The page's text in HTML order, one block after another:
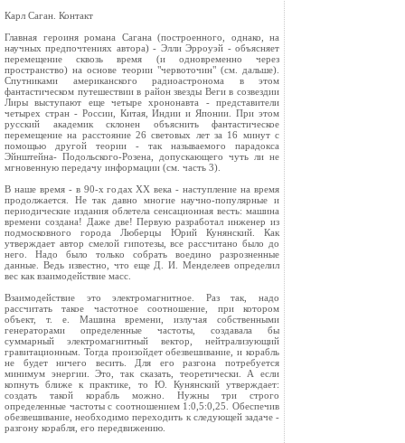
Карл Саган. Контакт
Главная героиня романа Сагана (построенного, однако, на
научных предпочтениях автора) - Элли Эрроуэй - объясняет
перемещение сквозь время (и одновременно через
пространство) на основе теории "червоточин" (см. дальше).
Спутниками американского радиоастронома в этом
фантастическом путешествии в район звезды Веги в созвездии
Лиры выступают еще четыре хрононавта - представители
четырех стран - России, Китая, Индии и Японии. При этом
русский академик склонен объяснить фантастическое
перемещение на расстояние 26 световых лет за 16 минут с
помощью другой теории - так называемого парадокса
Эйнштейна- Подольского-Розена, допускающего чуть ли не
мгновенную передачу информации (см. часть 3).
В наше время - в 90-х годах ХХ века - наступление на время
продолжается. Не так давно многие научно-популярные и
периодические издания облетела сенсационная весть: машина
времени создана! Даже две! Первую разработал инженер из
подмосковного города Люберцы Юрий Кунянский. Как
утверждает автор смелой гипотезы, все рассчитано было до
него. Надо было только собрать воедино разрозненные
данные. Ведь известно, что еще Д. И. Менделеев определил
вес как взаимодействие масс.
Взаимодействие это электромагнитное. Раз так, надо
рассчитать такое частотное соотношение, при котором
объект, т. е. Машина времени, излучая собственными
генераторами определенные частоты, создавала бы
суммарный электромагнитный вектор, нейтрализующий
гравитационным. Тогда произойдет обезвешивание, и корабль
не будет ничего весить. Для его разгона потребуется
минимум энергии. Это, так сказать, теоретически. А если
копнуть ближе к практике, то Ю. Кунянский утверждает:
создать такой корабль можно. Нужны три строго
определенные частоты с соотношением 1:0,5:0,25. Обеспечив
обезвешивание, необходимо переходить к следующей задаче -
разгону корабля, его передвижению.